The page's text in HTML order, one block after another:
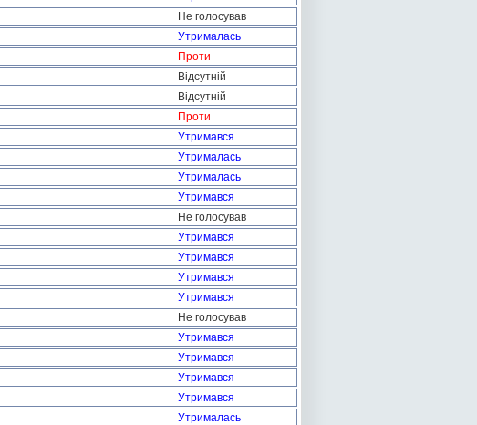
Не голосував
Утрималась
Проти
Відсутній
Відсутній
Проти
Утримався
Утрималась
Утрималась
Утримався
Не голосував
Утримався
Утримався
Утримався
Утримався
Не голосував
Утримався
Утримався
Утримався
Утримався
Утрималась